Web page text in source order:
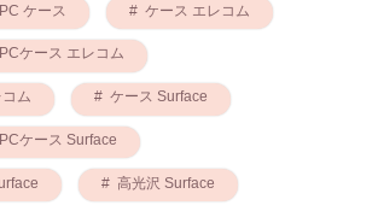
ケース ケース エレコム
ケース エレコム
ム ケース Surface
ケース Surface
高光沢 Surface